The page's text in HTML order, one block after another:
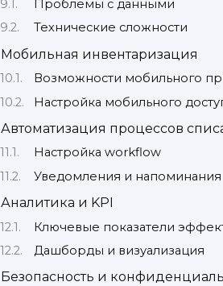
Проблемы с данными
Технические сложности
Мобильная инвентаризация
Возможности мобильного
Настройка мобильного
Автоматизация процессов
Настройка workflow
Уведомления и напоминания
Аналитика и KPI
Ключевые показатели
Дашборды и визуализация
Безопасность и